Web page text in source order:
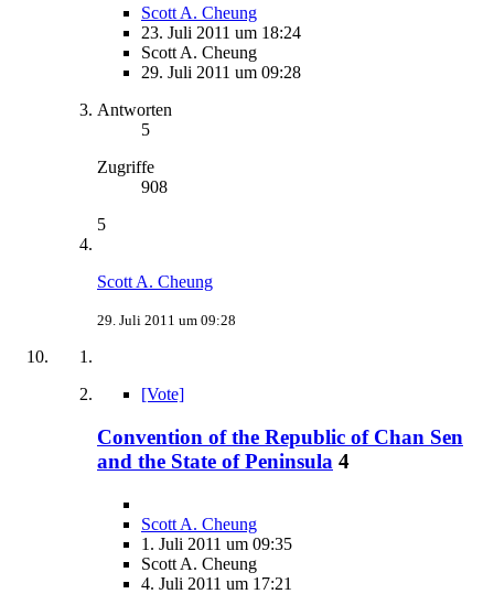
Scott A. Cheung
23. Juli 2011 um 18:24
Scott A. Cheung
29. Juli 2011 um 09:28
Antworten
5
Zugriffe
908
5
Scott A. Cheung
29. Juli 2011 um 09:28
[Vote]
Convention of the Republic of Chan Sen
and the State of Peninsula 4
Scott A. Cheung
1. Juli 2011 um 09:35
Scott A. Cheung
4. Juli 2011 um 17:21